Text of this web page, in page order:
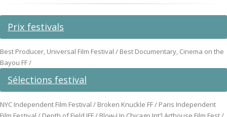
Prix festivals
Best Producer, Universal Film Festival / Best Documentary, Cinema on the
Bayou FF /
Sélections festival
NYC Independent Film Festival / Broken Knuckle FF / Paris Independent